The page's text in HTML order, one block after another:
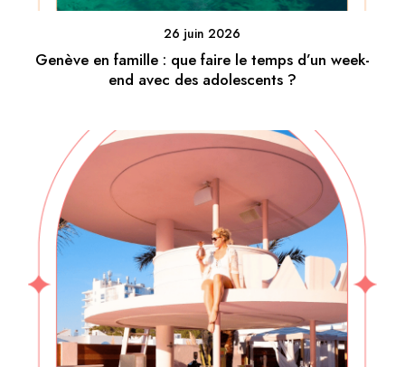
26 juin 2026
Genève en famille : que faire le temps d’un week-
end avec des adolescents ?